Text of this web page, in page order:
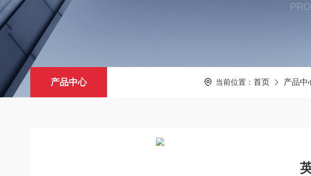
产品中心 当前位置： 首页 产品中